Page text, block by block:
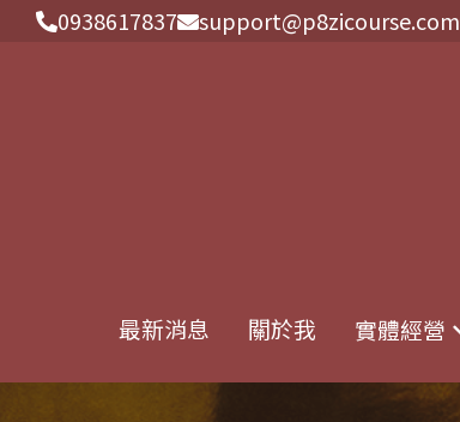
0938617837 support@p8zicourse.com
最新消息 關於我 實體經營
0938617837 support@p8zicourse.com
最新消息 關於我 實體經營